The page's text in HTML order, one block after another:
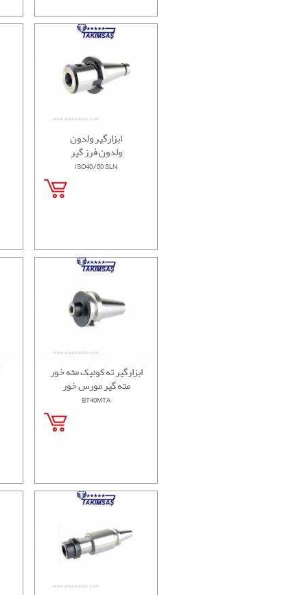
ابزارگیر ولدون
ولدون فرز گیر
ISO40/50 SLN
ابزارگیر ته کونیک مته خور
مته گیر مورس خور
BT40MTA